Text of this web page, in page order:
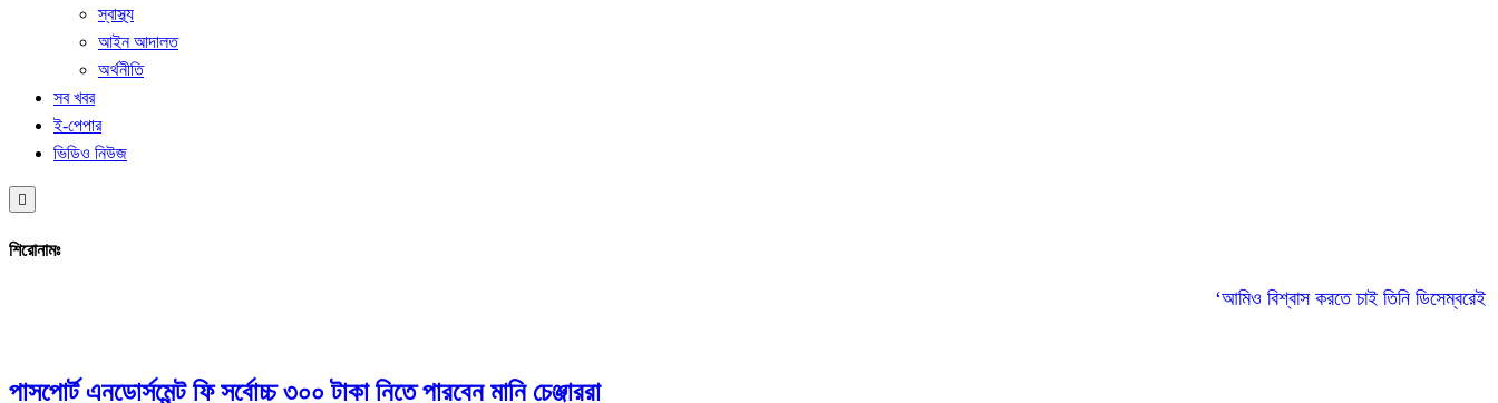
স্বাস্থ্য
আইন আদালত
অর্থনীতি
সব খবর
ই-পেপার
ভিডিও নিউজ
Hamburger
Toggle
শিরোনামঃ
‘আমিও বিশ্বাস করতে চাই তিনি ডিসেম্বরেই
পাসপোর্ট এনডোর্সমেন্ট ফি সর্বোচ্চ ৩০০ টাকা নিতে পারবেন মানি চেঞ্জাররা